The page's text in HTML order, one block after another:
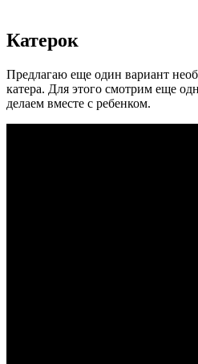
Катерок
Предлагаю еще один вариант
катера. Для этого смотрим еще
делаем вместе с ребенком.